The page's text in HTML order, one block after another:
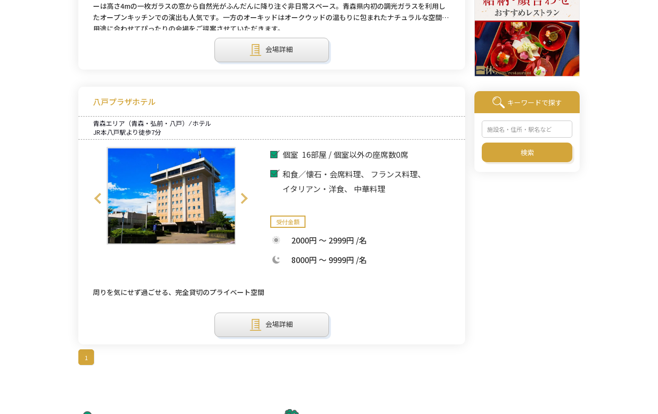
ーは高さ4mの一枚ガラスの窓から自然光がふんだんに降り注ぐ非日常スペース。青森県内初の調光ガラスを利用し
たオープンキッチンでの演出も人気です。一方のオーキッドはオークウッドの温もりに包まれたナチュラルな空間。
用途に合わせてぴったりの会場をご提案させていただきます。
会場詳細
八戸プラザホテル
青森エリア（青森・弘前・八戸） ⁄ ホテル
JR本八戸駅より徒歩7分
個室 16部屋 / 個室以外の座席数0席
和食／懐石・会席料理
フランス料理
イタリアン・洋食
中華料理
受付金額
2000円 ～ 2999円 /名
8000円 ～ 9999円 /名
周りを気にせず過ごせる、完全貸切のプライベート空間
会場詳細
1
キーワードで探す